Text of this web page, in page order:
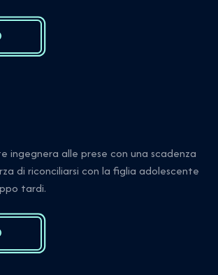
ingegnera alle prese con una scadenza
di riconciliarsi con la figlia adolescente
tardi.